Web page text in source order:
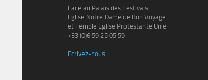
Face au Palais des Festivals :
Eglise Notre Dame de Bon Voyage
et Temple Eglise Protestante Unie
+33 (0)6 59 25 05 59
Ecrivez-nous